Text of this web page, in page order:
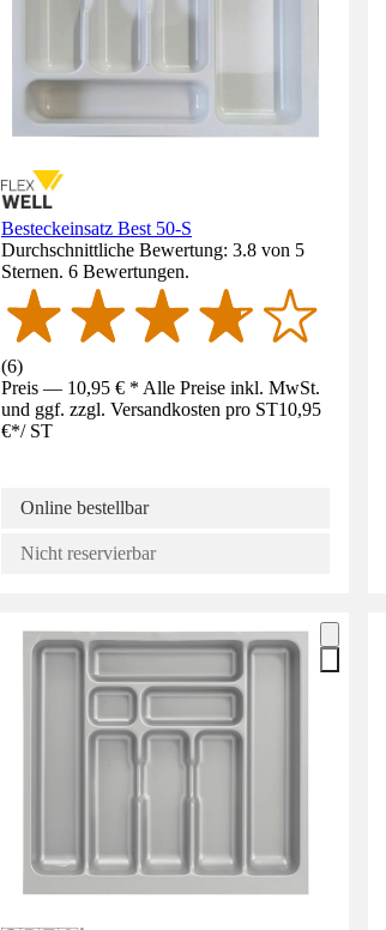
Besteckeinsatz Best 50-S
Durchschnittliche Bewertung: 3.8 von 5
Sternen. 6 Bewertungen.
(6)
Preis — 10,95 € * Alle Preise inkl. MwSt.
und ggf. zzgl. Versandkosten pro ST10,95
€*/ ST
Online bestellbar
Nicht reservierbar